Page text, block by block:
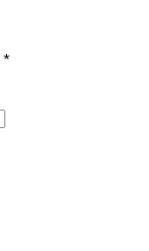
*Obligatoriskt